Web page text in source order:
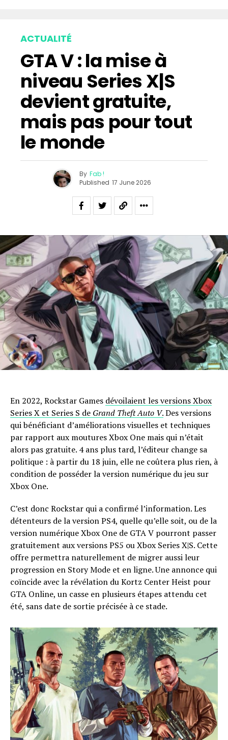
ACTUALITÉ
GTA V : la mise à
niveau Series X|S
devient gratuite,
mais pas pour tout
le monde
By Fab !
Published 17 June 2026
En 2022, Rockstar Games dévoilaient les versions Xbox
Series X et Series S de Grand Theft Auto V.Des versions
qui bénéficiant d’améliorations visuelles et techniques
par rapport aux moutures Xbox One mais qui n’était
alors pas gratuite. 4 ans plus tard, l’éditeur change sa
politique : à partir du 18 juin, elle ne coûtera plus rien, à
condition de posséder la version numérique du jeu sur
Xbox One.
C’est donc Rockstar qui a confirmé l’information. Les
détenteurs de la version PS4, quelle qu’elle soit, ou de la
version numérique Xbox One de GTA V pourront passer
gratuitement aux versions PS5 ou Xbox Series X|S. Cette
offre permettra naturellement de migrer aussi leur
progression en Story Mode et en ligne. Une annonce qui
coïncide avec la révélation du Kortz Center Heist pour
GTA Online, un casse en plusieurs étapes attendu cet
été, sans date de sortie précisée à ce stade.